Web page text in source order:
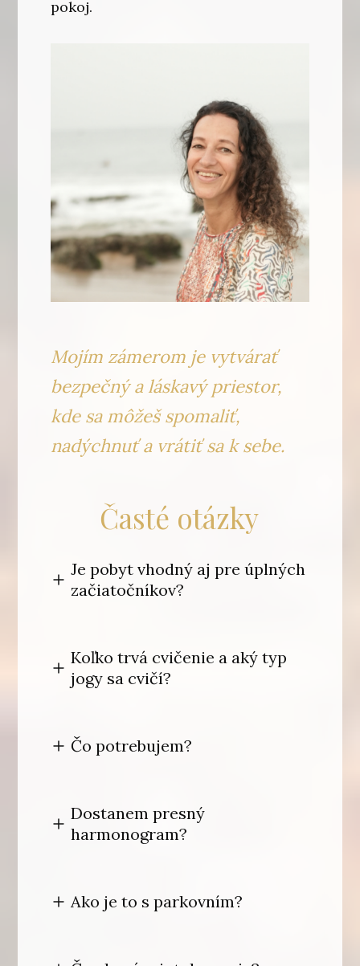
pokoj.
Mojím zámerom je vytvárať
bezpečný a láskavý priestor,
kde sa môžeš spomaliť,
nadýchnuť a vrátiť sa k sebe.
Časté otázky
Je pobyt vhodný aj pre úplných
začiatočníkov?
Koľko trvá cvičenie a aký typ
jogy sa cvičí?
Čo potrebujem?
Dostanem presný
harmonogram?
Ako je to s parkovním?